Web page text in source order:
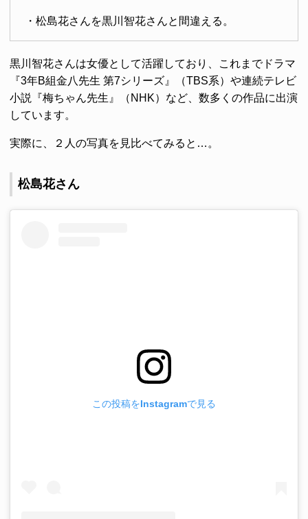
・松島花さんを黒川智花さんと間違える。
黒川智花さんは女優として活躍しており、これまでドラマ
『3年B組金八先生 第7シリーズ』（TBS系）や連続テレビ
小説『梅ちゃん先生』（NHK）など、数多くの作品に出演
しています。
実際に、２人の写真を見比べてみると…。
松島花さん
この投稿をInstagramで見る